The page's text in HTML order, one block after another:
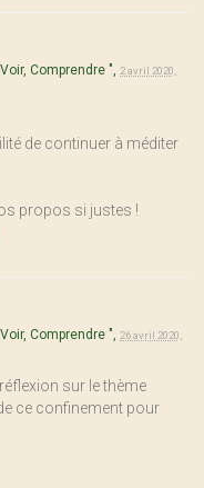
Comprendre ", 2 avril 2020,
de continuer à méditer
propos si justes !
Comprendre ", 26 avril 2020,
sur le thème
ce confinement pour